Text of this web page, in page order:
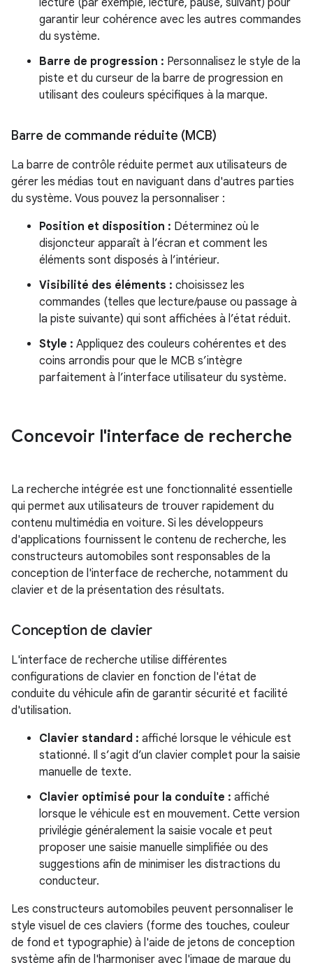
lecture (par exemple, lecture, pause, suivant) pour
garantir leur cohérence avec les autres commandes
du système.
Barre de progression : Personnalisez le style de la
piste et du curseur de la barre de progression en
utilisant des couleurs spécifiques à la marque.
Barre de commande réduite (MCB)
La barre de contrôle réduite permet aux utilisateurs de
gérer les médias tout en naviguant dans d'autres parties
du système. Vous pouvez la personnaliser :
Position et disposition : Déterminez où le
disjoncteur apparaît à l’écran et comment les
éléments sont disposés à l’intérieur.
Visibilité des éléments : choisissez les
commandes (telles que lecture/pause ou passage à
la piste suivante) qui sont affichées à l’état réduit.
Style : Appliquez des couleurs cohérentes et des
coins arrondis pour que le MCB s’intègre
parfaitement à l’interface utilisateur du système.
Concevoir l'interface de recherche
La recherche intégrée est une fonctionnalité essentielle
qui permet aux utilisateurs de trouver rapidement du
contenu multimédia en voiture. Si les développeurs
d'applications fournissent le contenu de recherche, les
constructeurs automobiles sont responsables de la
conception de l'interface de recherche, notamment du
clavier et de la présentation des résultats.
Conception de clavier
L'interface de recherche utilise différentes
configurations de clavier en fonction de l'état de
conduite du véhicule afin de garantir sécurité et facilité
d'utilisation.
Clavier standard : affiché lorsque le véhicule est
stationné. Il s’agit d’un clavier complet pour la saisie
manuelle de texte.
Clavier optimisé pour la conduite : affiché
lorsque le véhicule est en mouvement. Cette version
privilégie généralement la saisie vocale et peut
proposer une saisie manuelle simplifiée ou des
suggestions afin de minimiser les distractions du
conducteur.
Les constructeurs automobiles peuvent personnaliser le
style visuel de ces claviers (forme des touches, couleur
de fond et typographie) à l'aide de jetons de conception
système afin de l'harmoniser avec l'image de marque du